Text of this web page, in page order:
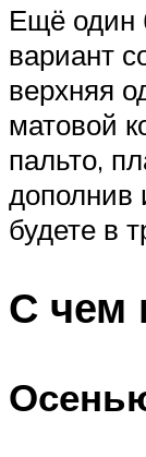
Ещё один
вариант
верхняя
матовой
пальто,
дополнив
будете в
С чем